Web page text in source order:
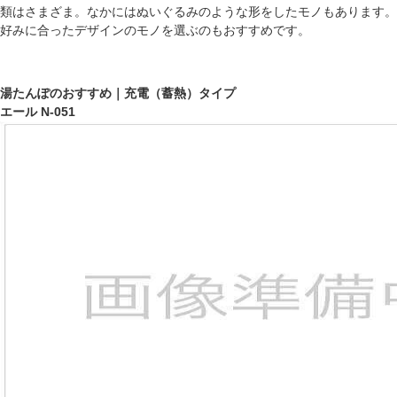
類はさまざま。なかにはぬいぐるみのような形をしたモノもあります。
好みに合ったデザインのモノを選ぶのもおすすめです。
湯たんぽのおすすめ｜充電（蓄熱）タイプ
エール N-051